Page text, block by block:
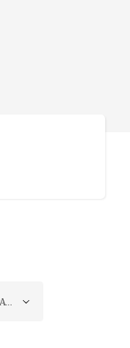
ЦЕНЫ: ПО ВОЗРАСТАНИЮ